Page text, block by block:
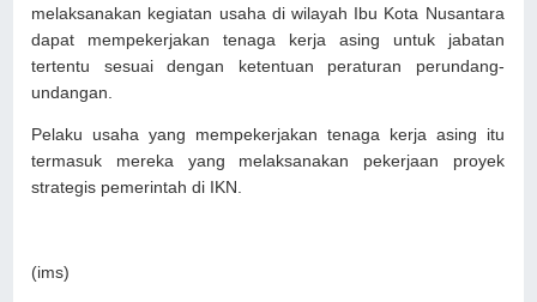
melaksanakan kegiatan usaha di wilayah Ibu Kota Nusantara
dapat mempekerjakan tenaga kerja asing untuk jabatan
tertentu sesuai dengan ketentuan peraturan perundang-
undangan.
Pelaku usaha yang mempekerjakan tenaga kerja asing itu
termasuk mereka yang melaksanakan pekerjaan proyek
strategis pemerintah di IKN.
(ims)